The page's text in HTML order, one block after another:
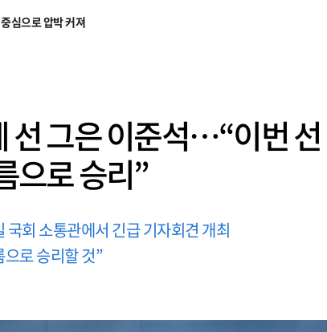
심으로 압박 커져
선 그은 이준석…“이번 선
으로 승리”
회 소통관에서 긴급 기자회견 개최
로 승리할 것”